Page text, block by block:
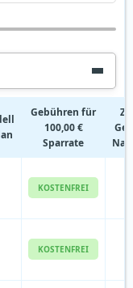
Gebühren für
100,00 €
Sparrate
KOSTENFREI
KOSTENFREI